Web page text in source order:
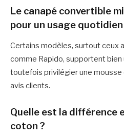
Le canapé convertible
pour un usage quotidien
Certains modèles, surtout ceux
comme Rapido, supportent bien
toutefois privilégier une
avis clients.
Quelle est la différence
coton ?